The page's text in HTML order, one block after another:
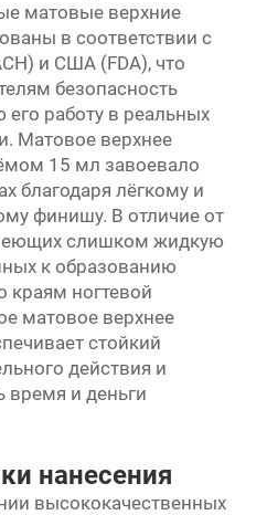
матовые верхние
в соответствии с
и США (FDA), что
безопасность
его работу в реальных
Матовое верхнее
15 мл завоевало
благодаря лёгкому и
финишу. В отличие от
слишком жидкую
к образованию
краям ногтевой
матовое верхнее
стойкий
действия и
время и деньги
нанесения
высококачественных